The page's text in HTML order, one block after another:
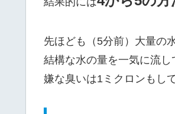
先ほども（5分前）大量の
結構な水の量を一気に流し
嫌な臭いは1ミクロンもし